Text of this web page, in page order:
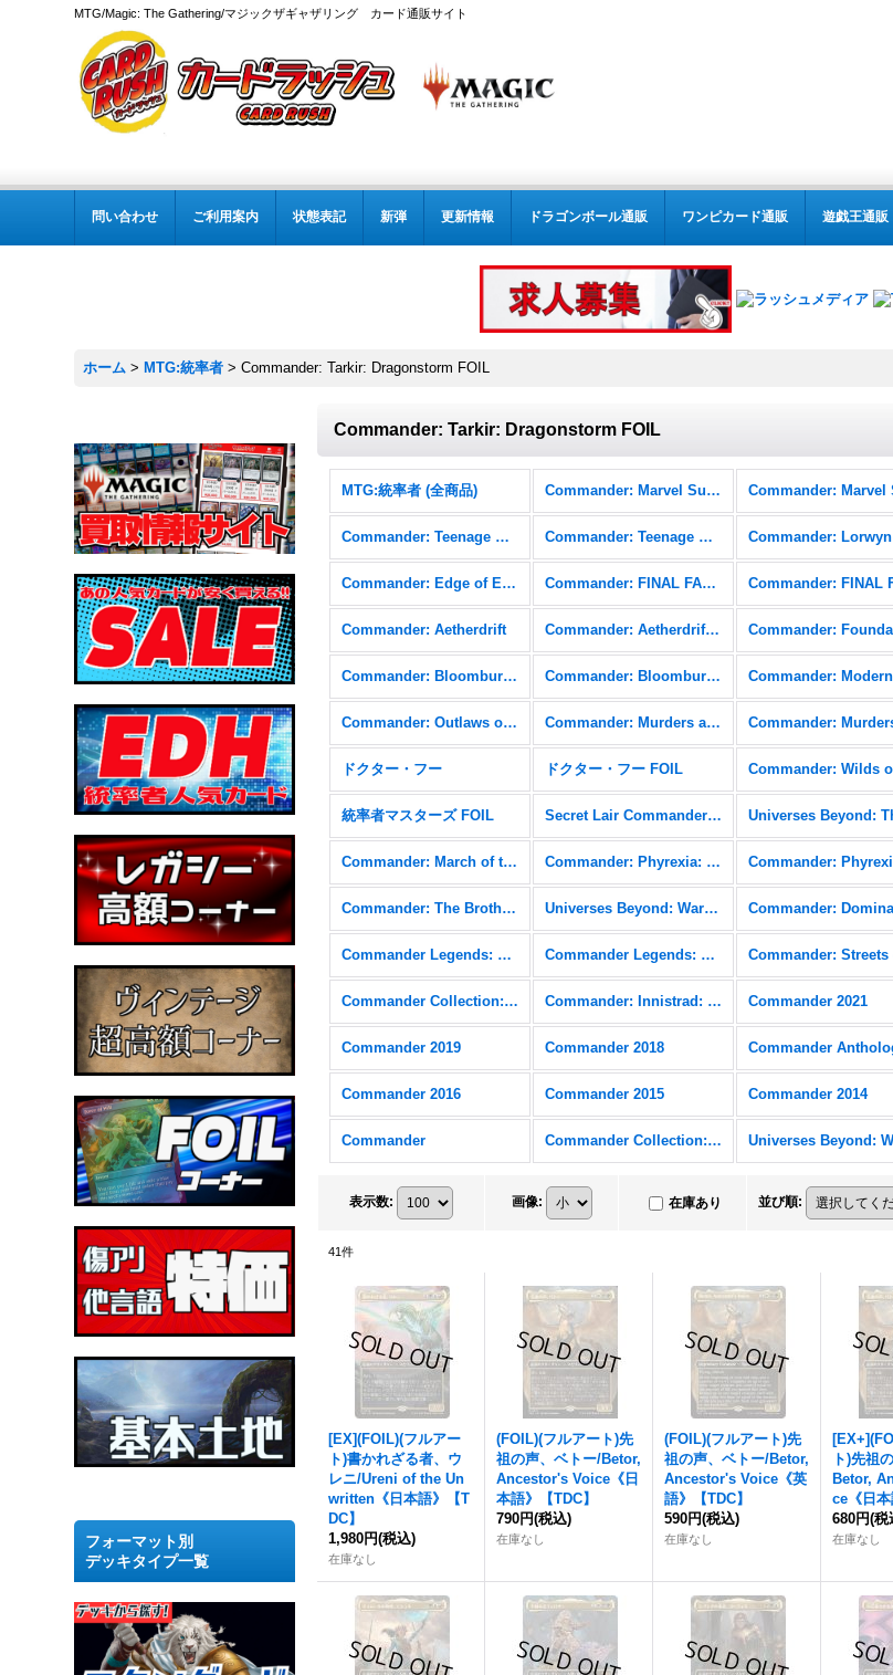
MTG/Magic: The Gathering/マジックザギャザリング カード通販サイト
問い合わせ ご利用案内 状態表記 新弾 更新情報 ドラゴンボール通販 ワンピカード通販 遊戯王通販
ホーム > MTG:統率者 > Commander: Tarkir: Dragonstorm FOIL
フォーマット別
デッキタイプ一覧
Commander: Tarkir: Dragonstorm FOIL
MTG:統率者 (全商品) Commander: Marvel Super Heroes
Commander: Teenage Mutant Ninja Turtles Commander: Teenage Mutant Ninja Turtles FOIL
Commander: Edge of Eternities FOIL Commander: FINAL FANTASY
Commander: Aetherdrift Commander: Aetherdrift FOIL
Commander: Bloomburrow Commander: Bloomburrow FOIL
Commander: Outlaws of Thunder Junction FOIL Commander: Murders at Karlov Manor
ドクター・フー ドクター・フー FOIL
統率者マスターズ FOIL Secret Lair Commander: From Cute to Brute
Commander: March of the Machine FOIL Commander: Phyrexia: All Will Be One
Commander: The Brothers' War FOIL Universes Beyond: Warhammer 40,000 (40K)
Commander Legends: Battle for Baldur's Gate FOIL Commander Legends: Battle for Baldur's Gate Commander
Commander Collection: Black Commander: Innistrad: Crimson Vow Commander 2021
Commander 2019 Commander 2018
Commander 2016 Commander 2015 Commander 2014
Commander Commander Collection: Green
表示数: 画像: 在庫あり 並び順:
41件
[EX](FOIL)(フルアー
ト)書かれざる者、ウ
レニ/Ureni of the Un
written《日本語》【T
DC】
1,980円(税込)
在庫なし
(FOIL)(フルアート)先
祖の声、ベトー/Betor,
Ancestor's Voice《日
本語》【TDC】
790円(税込)
在庫なし
(FOIL)(フルアート)先
祖の声、ベトー/Betor,
Ancestor's Voice《英
語》【TDC】
590円(税込)
在庫なし
ト)先祖
Betor,
ce《日本
680円(税
在庫なし